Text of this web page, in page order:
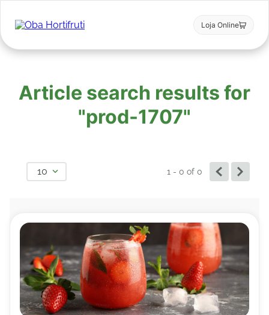
Loja Online
Article search results for
"prod-1707"
10 1 - 0of 0